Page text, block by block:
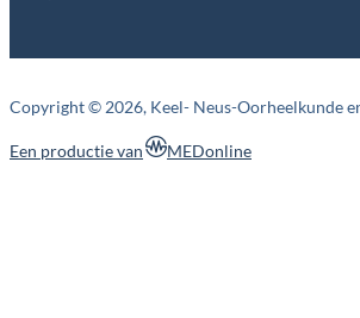
Copyright © 2026, Keel- Neus-Oorheelkunde
MEDonline